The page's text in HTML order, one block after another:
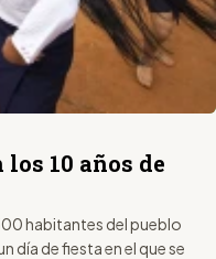
10 años de
habitantes del pueblo
día de fiesta en el que se